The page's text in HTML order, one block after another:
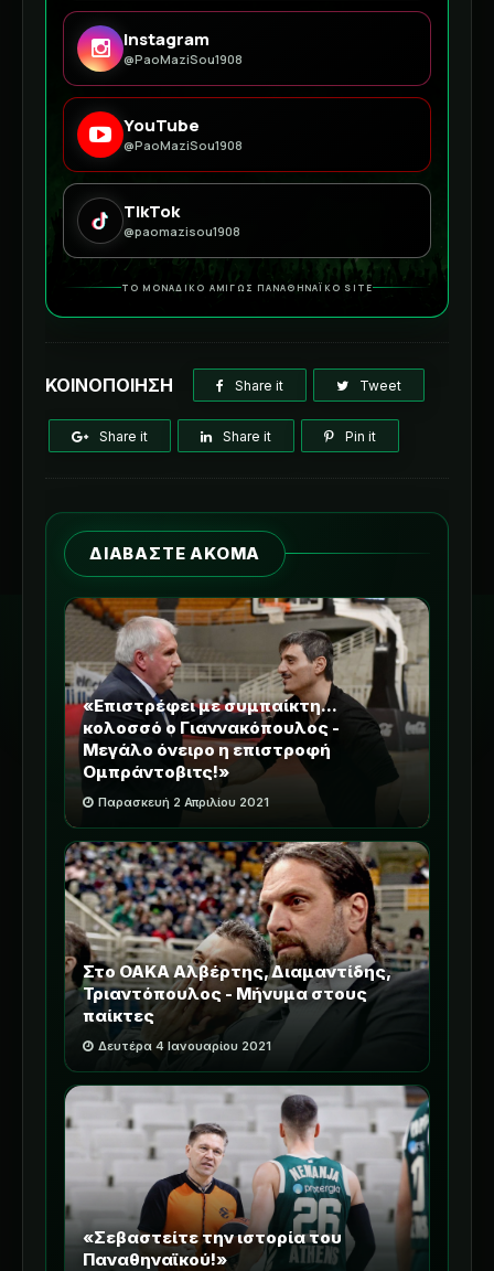
Instagram
@PaoMaziSou1908
YouTube
@PaoMaziSou1908
TikTok
@paomazisou1908
ΤΟ ΜΟΝΑΔΙΚΟ ΑΜΙΓΩΣ ΠΑΝΑΘΗΝΑΪΚΟ SITE
ΚΟΙΝΟΠΟΙΗΣΗ Share it Tweet
Share it Share it Pin it
ΔΙΑΒΑΣΤΕ ΑΚΟΜΑ
«Επιστρέφει με συμπαίκτη...
κολοσσό ο Γιαννακόπουλος -
Μεγάλο όνειρο η επιστροφή
Ομπράντοβιτς!»
Παρασκευή 2 Απριλίου 2021
Στο ΟΑΚΑ Αλβέρτης, Διαμαντίδης,
Τριαντόπουλος - Μήνυμα στους
παίκτες
Δευτέρα 4 Ιανουαρίου 2021
«Σεβαστείτε την ιστορία του
Παναθηναϊκού!»